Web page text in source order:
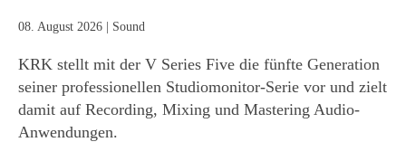
08. August 2026 Sound
KRK stellt mit der V Series Five die fünfte Generation
seiner professionellen Studiomonitor-Serie vor und zielt
damit auf Recording, Mixing und Mastering Audio-
Anwendungen.